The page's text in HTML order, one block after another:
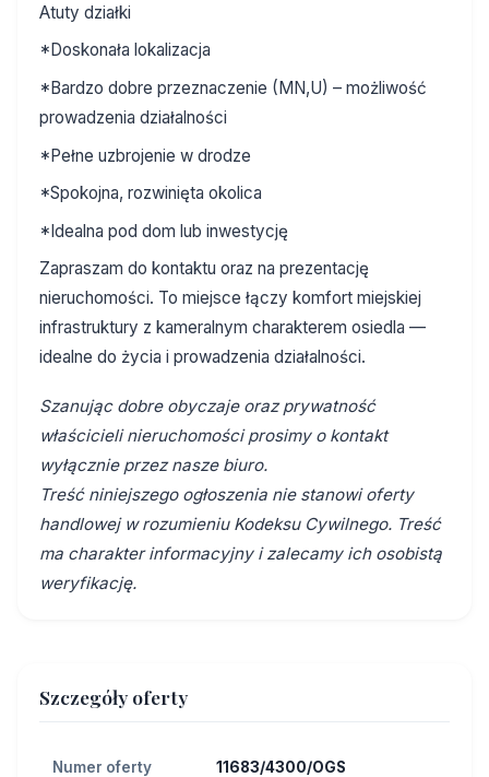
Atuty działki
*Doskonała lokalizacja
*Bardzo dobre przeznaczenie (MN,U) – możliwość
prowadzenia działalności
*Pełne uzbrojenie w drodze
*Spokojna, rozwinięta okolica
*Idealna pod dom lub inwestycję
Zapraszam do kontaktu oraz na prezentację
nieruchomości. To miejsce łączy komfort miejskiej
infrastruktury z kameralnym charakterem osiedla —
idealne do życia i prowadzenia działalności.
Szanując dobre obyczaje oraz prywatność
właścicieli nieruchomości prosimy o kontakt
wyłącznie przez nasze biuro.
Treść niniejszego ogłoszenia nie stanowi oferty
handlowej w rozumieniu Kodeksu Cywilnego. Treść
ma charakter informacyjny i zalecamy ich osobistą
weryfikację.
Szczegóły oferty
Numer oferty 11683/4300/OGS